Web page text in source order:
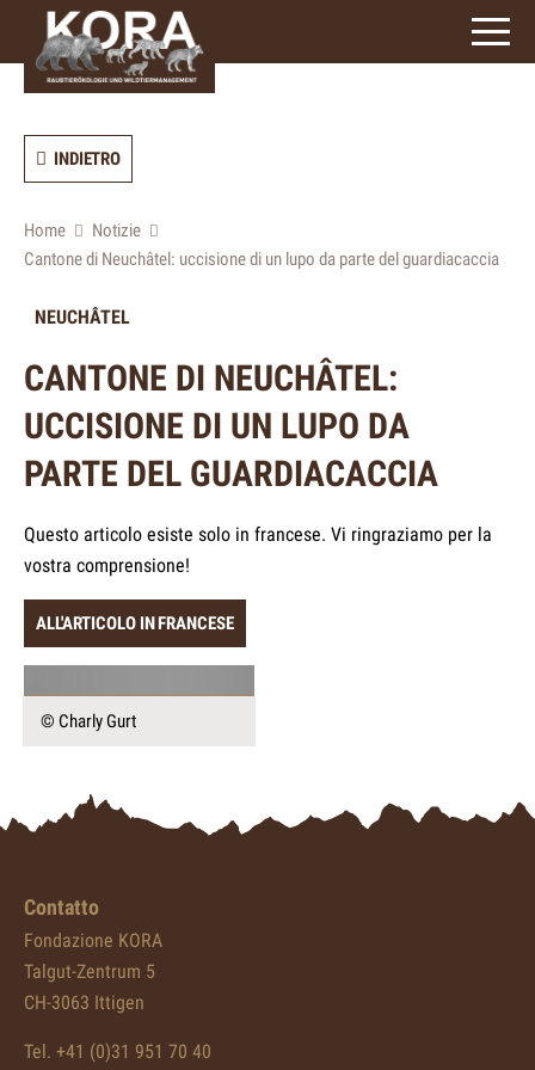
signs)
INDIETRO
Home
Notizie
Cantone di Neuchâtel: uccisione di un lupo da parte del guardiacaccia
NEUCHÂTEL
CANTONE DI NEUCHÂTEL:
UCCISIONE DI UN LUPO DA
PARTE DEL GUARDIACACCIA
Questo articolo esiste solo in francese. Vi ringraziamo per la
vostra comprensione!
ALL'ARTICOLO IN FRANCESE
© Charly Gurt
Contatto
Fondazione KORA
Talgut-Zentrum 5
CH-3063 Ittigen
Tel. +41 (0)31 951 70 40